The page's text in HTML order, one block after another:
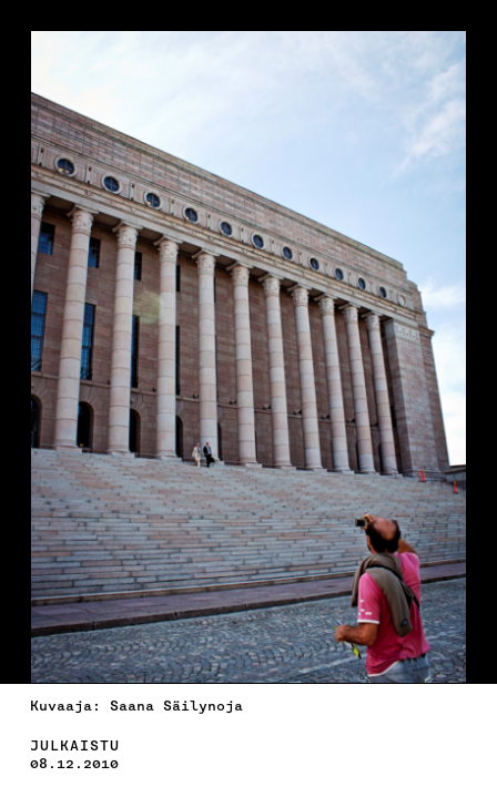
Kuvaaja: Saana Säilynoja
JULKAISTU
08.12.2010